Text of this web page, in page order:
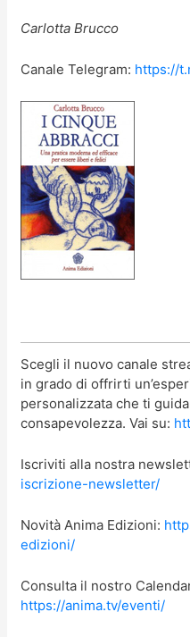
Carlotta Brucco
Canale Telegram: https://
Scegli il nuovo canale
in grado di offrirti
personalizzata che ti
consapevolezza. Vai su:
Iscriviti alla nostra
iscrizione-newsletter/
Novità Anima Edizioni:
edizioni/
Consulta il nostro
https://anima.tv/eventi/